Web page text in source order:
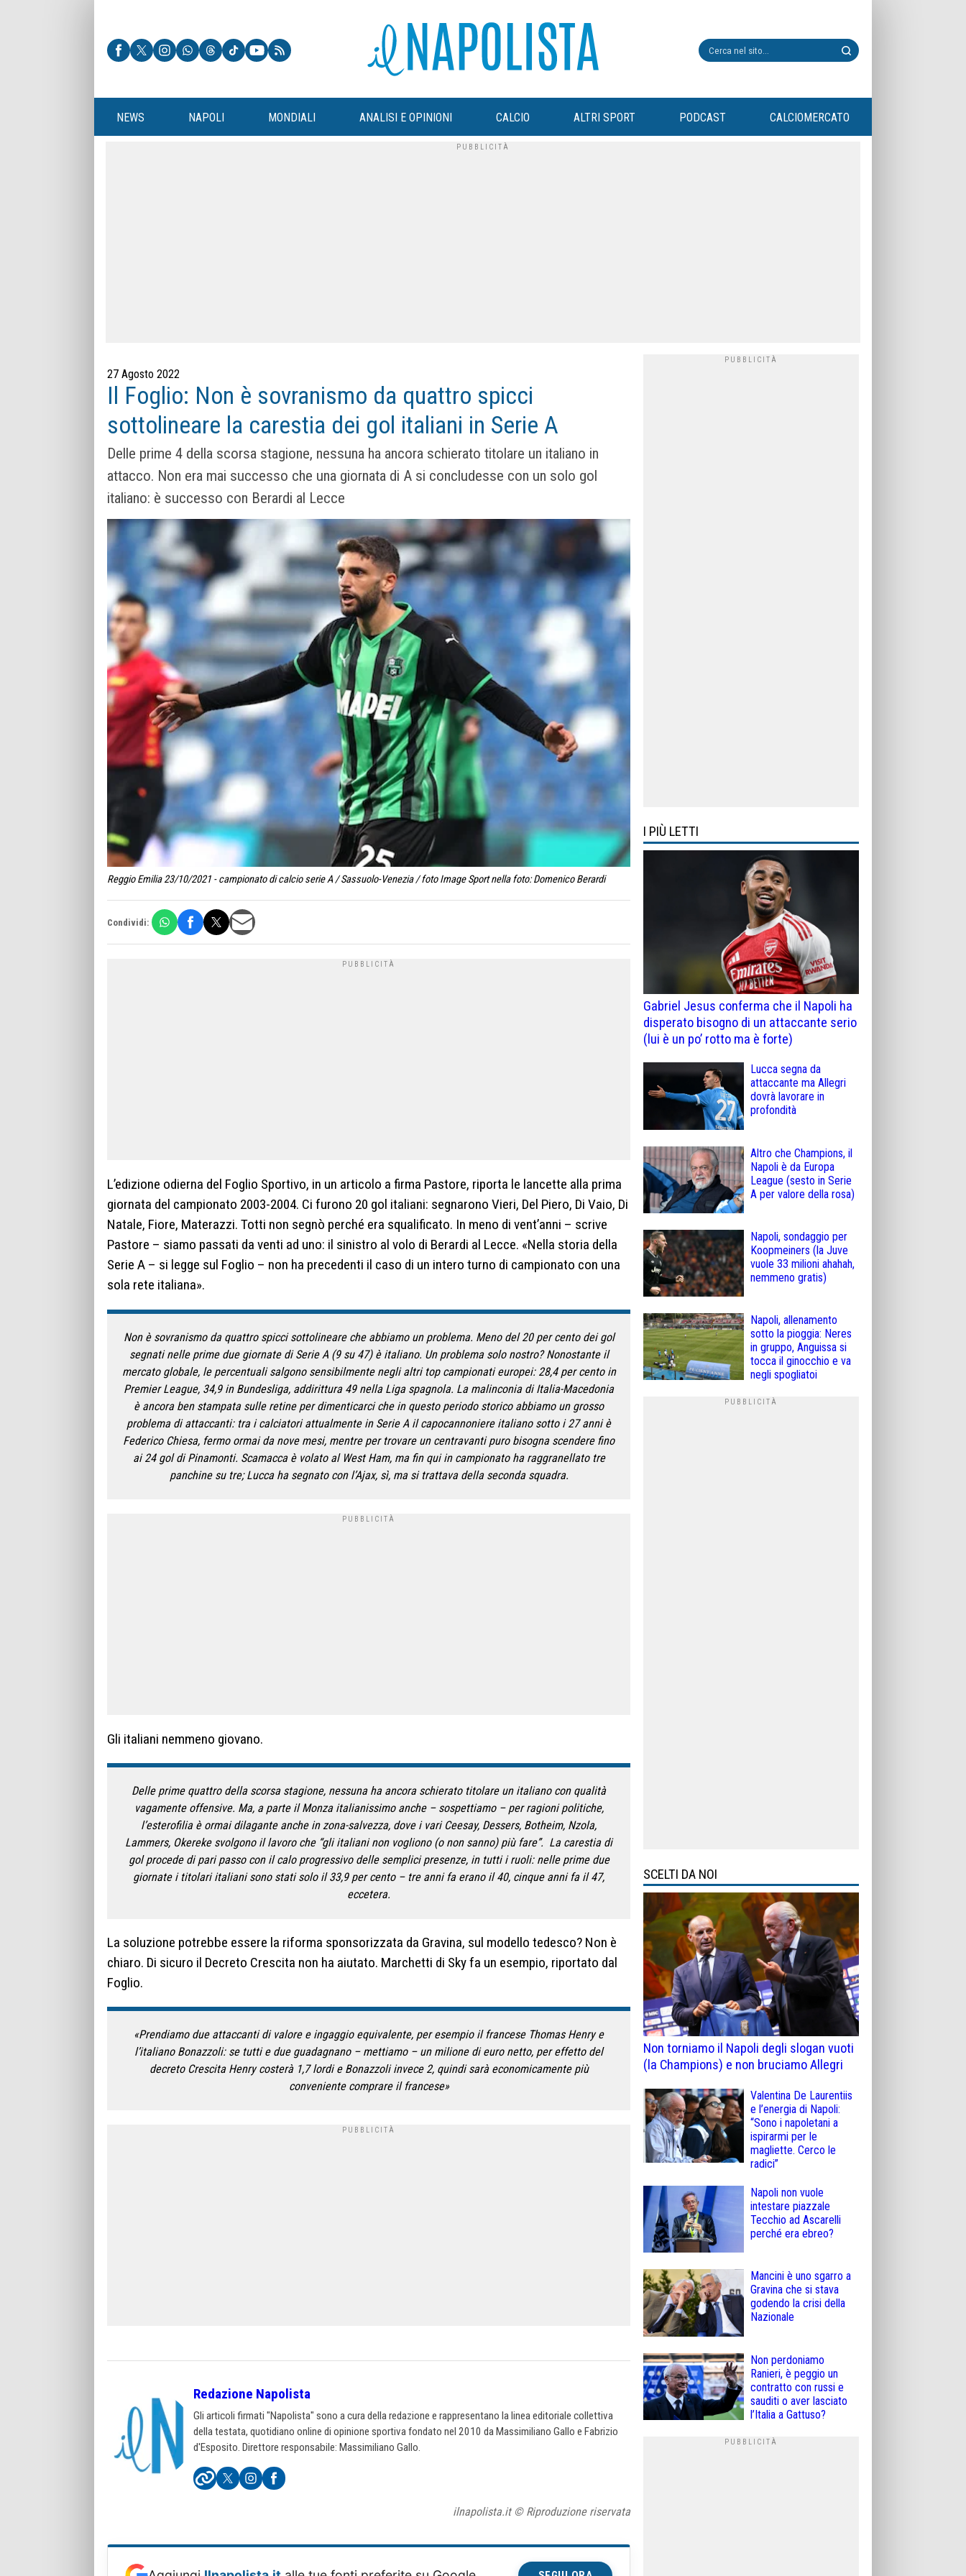
NEWS NAPOLI MONDIALI ANALISI E OPINIONI CALCIO ALTRI SPORT PODCAST CALCIOMERCATO
27 Agosto 2022
Il Foglio: Non è sovranismo da quattro spicci
sottolineare la carestia dei gol italiani in Serie A
Delle prime 4 della scorsa stagione, nessuna ha ancora schierato titolare un italiano in
attacco. Non era mai successo che una giornata di A si concludesse con un solo gol
italiano: è successo con Berardi al Lecce
Reggio Emilia 23/10/2021 - campionato di calcio serie A / Sassuolo-Venezia / foto Image Sport nella foto: Domenico Berardi
Condividi:
L’edizione odierna del Foglio Sportivo, in un articolo a firma Pastore, riporta le lancette alla prima
giornata del campionato 2003-2004. Ci furono 20 gol italiani: segnarono Vieri, Del Piero, Di Vaio, Di
Natale, Fiore, Materazzi. Totti non segnò perché era squalificato. In meno di vent’anni – scrive
Pastore – siamo passati da venti ad uno: il sinistro al volo di Berardi al Lecce. «Nella storia della
Serie A – si legge sul Foglio – non ha precedenti il caso di un intero turno di campionato con una
sola rete italiana».
Non è sovranismo da quattro spicci sottolineare che abbiamo un problema. Meno del 20 per cento dei gol
segnati nelle prime due giornate di Serie A (9 su 47) è italiano. Un problema solo nostro? Nonostante il
mercato globale, le percentuali salgono sensibilmente negli altri top campionati europei: 28,4 per cento in
Premier League, 34,9 in Bundesliga, addirittura 49 nella Liga spagnola. La malinconia di Italia-Macedonia
è ancora ben stampata sulle retine per dimenticarci che in questo periodo storico abbiamo un grosso
problema di attaccanti: tra i calciatori attualmente in Serie A il capocannoniere italiano sotto i 27 anni è
Federico Chiesa, fermo ormai da nove mesi, mentre per trovare un centravanti puro bisogna scendere fino
ai 24 gol di Pinamonti. Scamacca è volato al West Ham, ma fin qui in campionato ha raggranellato tre
panchine su tre; Lucca ha segnato con l’Ajax, sì, ma si trattava della seconda squadra.
Gli italiani nemmeno giovano.
Delle prime quattro della scorsa stagione, nessuna ha ancora schierato titolare un italiano con qualità
vagamente offensive. Ma, a parte il Monza italianissimo anche – sospettiamo – per ragioni politiche,
l’esterofilia è ormai dilagante anche in zona-salvezza, dove i vari Ceesay, Dessers, Botheim, Nzola,
Lammers, Okereke svolgono il lavoro che “gli italiani non vogliono (o non sanno) più fare”. La carestia di
gol procede di pari passo con il calo progressivo delle semplici presenze, in tutti i ruoli: nelle prime due
giornate i titolari italiani sono stati solo il 33,9 per cento – tre anni fa erano il 40, cinque anni fa il 47,
eccetera.
La soluzione potrebbe essere la riforma sponsorizzata da Gravina, sul modello tedesco? Non è
chiaro. Di sicuro il Decreto Crescita non ha aiutato. Marchetti di Sky fa un esempio, riportato dal
Foglio.
«Prendiamo due attaccanti di valore e ingaggio equivalente, per esempio il francese Thomas Henry e
l’italiano Bonazzoli: se tutti e due guadagnano – mettiamo – un milione di euro netto, per effetto del
decreto Crescita Henry costerà 1,7 lordi e Bonazzoli invece 2, quindi sarà economicamente più
conveniente comprare il francese»
Redazione Napolista
Gli articoli firmati "Napolista" sono a cura della redazione e rappresentano la linea editoriale collettiva
della testata, quotidiano online di opinione sportiva fondato nel 2010 da Massimiliano Gallo e Fabrizio
d'Esposito. Direttore responsabile: Massimiliano Gallo.
ilnapolista.it © Riproduzione riservata
I PIÙ LETTI
Gabriel Jesus conferma che il Napoli ha
disperato bisogno di un attaccante serio
(lui è un po’ rotto ma è forte)
Lucca segna da
attaccante ma Allegri
dovrà lavorare in
profondità
Altro che Champions, il
Napoli è da Europa
League (sesto in Serie
A per valore della rosa)
Napoli, sondaggio per
Koopmeiners (la Juve
vuole 33 milioni ahahah,
nemmeno gratis)
Napoli, allenamento
sotto la pioggia: Neres
in gruppo, Anguissa si
tocca il ginocchio e va
negli spogliatoi
SCELTI DA NOI
Non torniamo il Napoli degli slogan vuoti
(la Champions) e non bruciamo Allegri
Valentina De Laurentiis
e l’energia di Napoli:
“Sono i napoletani a
ispirarmi per le
magliette. Cerco le
radici”
Napoli non vuole
intestare piazzale
Tecchio ad Ascarelli
perché era ebreo?
Mancini è uno sgarro a
Gravina che si stava
godendo la crisi della
Nazionale
Non perdoniamo
Ranieri, è peggio un
contratto con russi e
sauditi o aver lasciato
l’Italia a Gattuso?